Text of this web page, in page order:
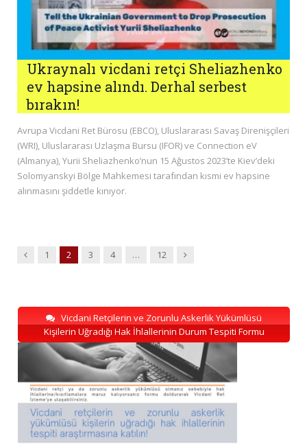
Ukraynalı vicdani retçi Sheliazhenko
ev hapsine alındı. Derhal serbest
bırakın!
Avrupa Vicdani Ret Bürosu (EBCO), Uluslararası Savaş Direnişçileri
(WRI), Uluslararası Uzlaşma Bursu (IFOR) ve Connection eV
(Almanya), Yurii Sheliazhenko’nun 15 Ağustos 2023’te Kiev’deki
Solomyanskyi Bölge Mahkemesi tarafından kısmi ev hapsine
alınmasını şiddetle kınıyor.
Previous
1 2 3 4 … 12 Next
Vicdani Retçilerin ve Zorunlu Askerlik Yükümlüsü
Kişilerin Uğradığı Hak İhlallerinin Durum Tespiti Formu